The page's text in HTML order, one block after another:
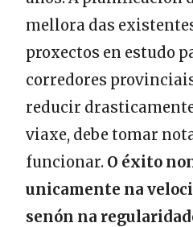
mellora das
proxectos en estudo
corredores
reducir
viaxe, debe tomar
funcionar. O éxito
unicamente na
senón na